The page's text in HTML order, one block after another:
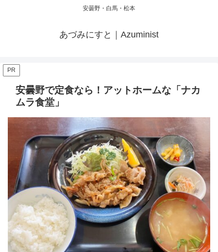
安曇野・白馬・松本
あづみにすと｜Azuminist
PR
安曇野で定食なら！アットホームな「ナカ
ムラ食堂」